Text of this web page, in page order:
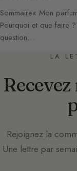
Sommaire« Mon
Pourquoi et que faire
question…
LA
Rejoignez la
Une lettre par